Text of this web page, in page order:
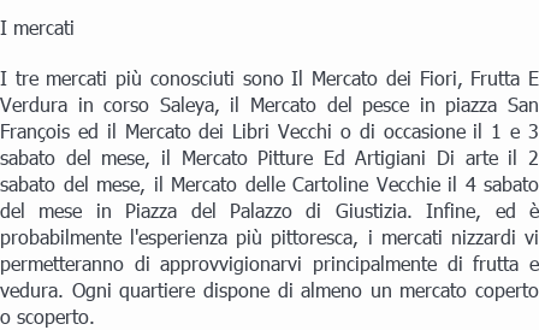
I mercati
I tre mercati più conosciuti sono Il Mercato dei Fiori, Frutta E
Verdura in corso Saleya, il Mercato del pesce in piazza San
François ed il Mercato dei Libri Vecchi o di occasione il 1 e 3
sabato del mese, il Mercato Pitture Ed Artigiani Di arte il 2
sabato del mese, il Mercato delle Cartoline Vecchie il 4 sabato
del mese in Piazza del Palazzo di Giustizia. Infine, ed è
probabilmente l'esperienza più pittoresca, i mercati nizzardi vi
permetteranno di approvvigionarvi principalmente di frutta e
vedura. Ogni quartiere dispone di almeno un mercato coperto
o scoperto.